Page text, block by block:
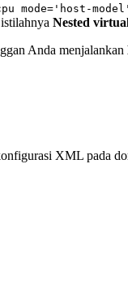
mode='host-model'
Nested
Anda menjalankan
XML pada